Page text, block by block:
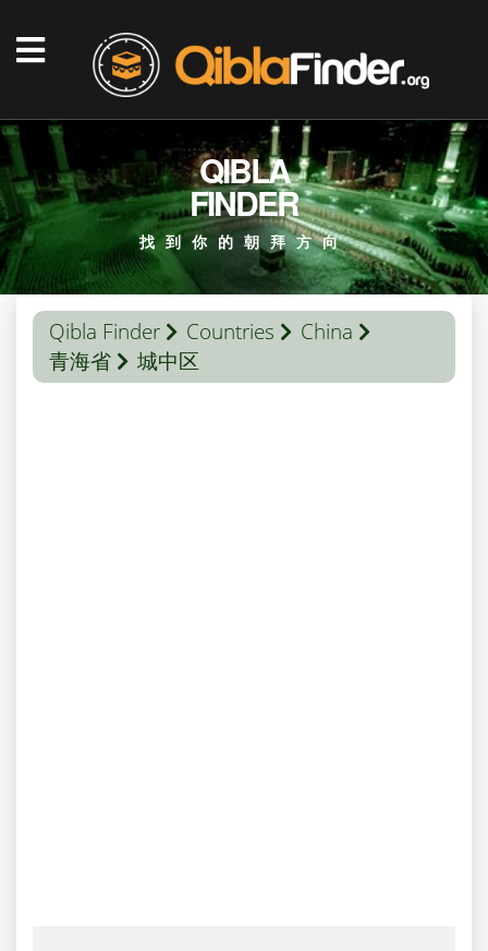
QIBLA
FINDER
找到你的朝拜方向
Qibla Finder Countries
China
青海省
城中区